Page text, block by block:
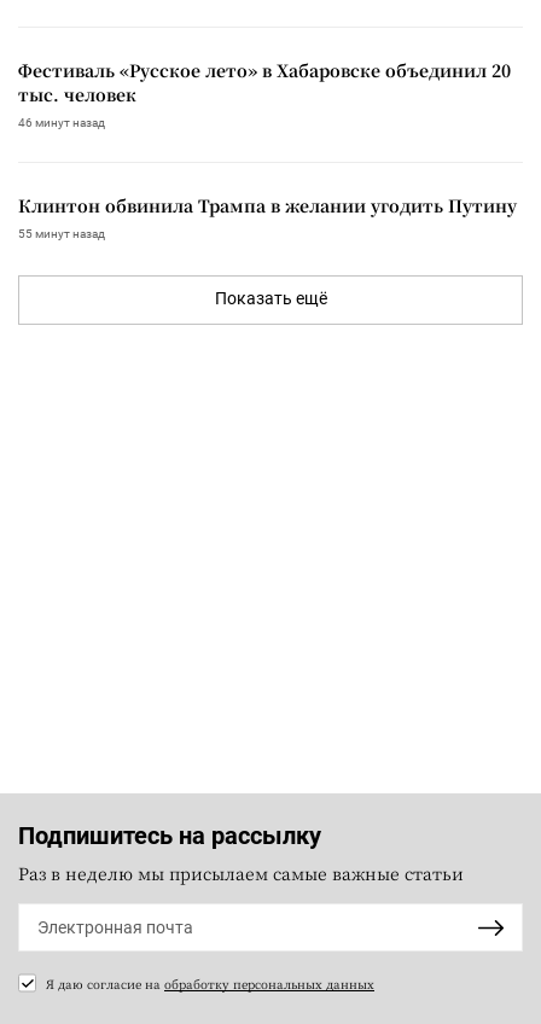
Фестиваль «Русское лето» в Хабаровске объединил 20
тыс. человек
46 минут назад
Клинтон обвинила Трампа в желании угодить Путину
55 минут назад
Показать ещё
Подпишитесь на рассылку
Раз в неделю мы присылаем самые важные статьи
Я даю согласие на обработку персональных данных